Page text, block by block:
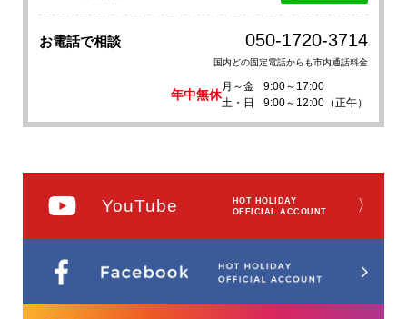
お電話で相談 050-1720-3714
国内どの固定電話からも市内通話料金
年中無休
月～金
9:00～17:00
土・日
9:00～12:00（正午）
YouTube
HOT HOLIDAY
OFFICIAL ACCOUNT
〉